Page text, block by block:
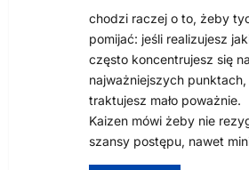
chodzi raczej o to, żeby
pomijać: jeśli realizujesz
często koncentrujesz się
najważniejszych punktach,
traktujesz mało poważnie.
Kaizen mówi żeby nie
szansy postępu, nawet